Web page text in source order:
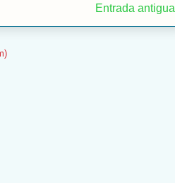
Entrada antigua